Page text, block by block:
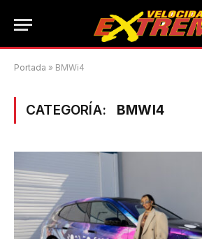
Portada » BMWi4
CATEGORÍA: BMWI4